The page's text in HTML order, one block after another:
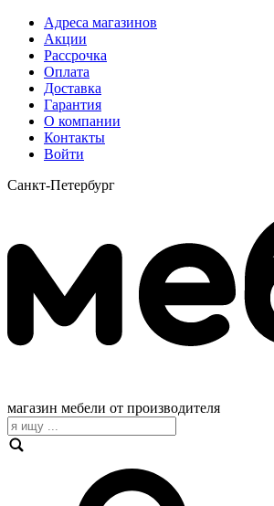
Адреса магазинов
Акции
Рассрочка
Оплата
Доставка
Гарантия
О компании
Контакты
Войти
Санкт-Петербург
магазин мебели от производителя